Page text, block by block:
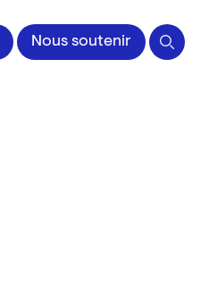
Nous soutenir